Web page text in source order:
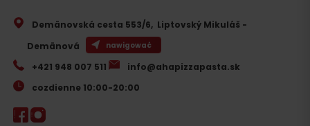
Demänovská cesta 553/6, Liptovský Mikuláš -
Demänová
nawigować
+421 948 007 511
info@ahapizzapasta.sk
cozdienne 10:00-20:00